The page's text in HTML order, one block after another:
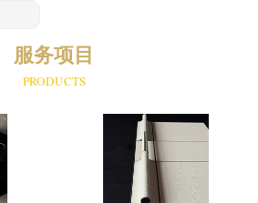
服务项目
PRODUCTS